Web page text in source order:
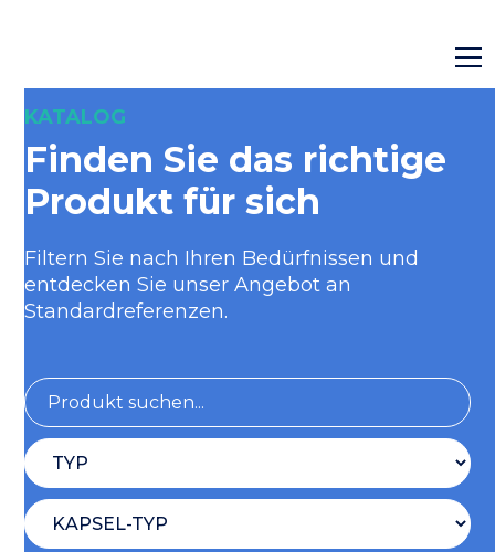
KATALOG
Finden Sie das richtige
Produkt für sich
Filtern Sie nach Ihren Bedürfnissen und
entdecken Sie unser Angebot an
Standardreferenzen.